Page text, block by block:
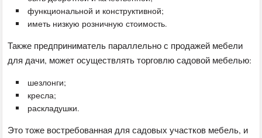
функциональной и конструктивной;
иметь низкую розничную стоимость.
Также предприниматель параллельно с продажей мебели
для дачи, может осуществлять торговлю садовой мебелью:
шезлонги;
кресла;
раскладушки.
Это тоже востребованная для садовых участков мебель, и